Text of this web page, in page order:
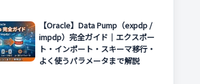
【Oracle】Data Pump（expdp /
impdp）完全ガイド｜エクスポー
ト・インポート・スキーマ移行・
よく使うパラメータまで解説